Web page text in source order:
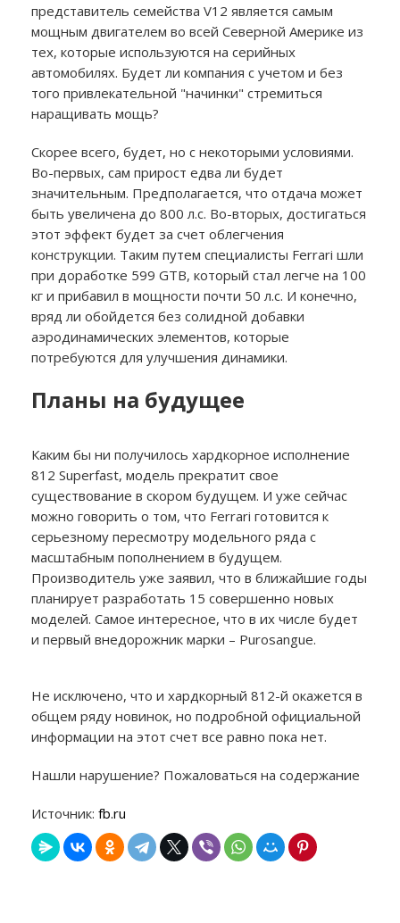
представитель семейства V12 является самым
мощным двигателем во всей Северной Америке из
тех, которые используются на серийных
автомобилях. Будет ли компания с учетом и без
того привлекательной "начинки" стремиться
наращивать мощь?
Скорее всего, будет, но с некоторыми условиями.
Во-первых, сам прирост едва ли будет
значительным. Предполагается, что отдача может
быть увеличена до 800 л.с. Во-вторых, достигаться
этот эффект будет за счет облегчения
конструкции. Таким путем специалисты Ferrari шли
при доработке 599 GTB, который стал легче на 100
кг и прибавил в мощности почти 50 л.с. И конечно,
вряд ли обойдется без солидной добавки
аэродинамических элементов, которые
потребуются для улучшения динамики.
Планы на будущее
Каким бы ни получилось хардкорное исполнение
812 Superfast, модель прекратит свое
существование в скором будущем. И уже сейчас
можно говорить о том, что Ferrari готовится к
серьезному пересмотру модельного ряда с
масштабным пополнением в будущем.
Производитель уже заявил, что в ближайшие годы
планирует разработать 15 совершенно новых
моделей. Самое интересное, что в их числе будет
и первый внедорожник марки – Purosangue.
Не исключено, что и хардкорный 812-й окажется в
общем ряду новинок, но подробной официальной
информации на этот счет все равно пока нет.
Нашли нарушение? Пожаловаться на содержание
Источник: fb.ru